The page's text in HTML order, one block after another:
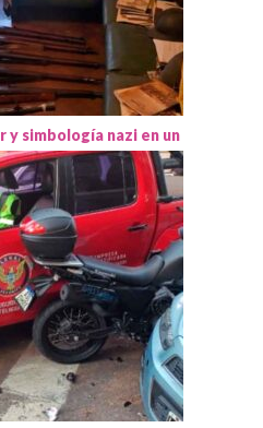
y simbología nazi en un